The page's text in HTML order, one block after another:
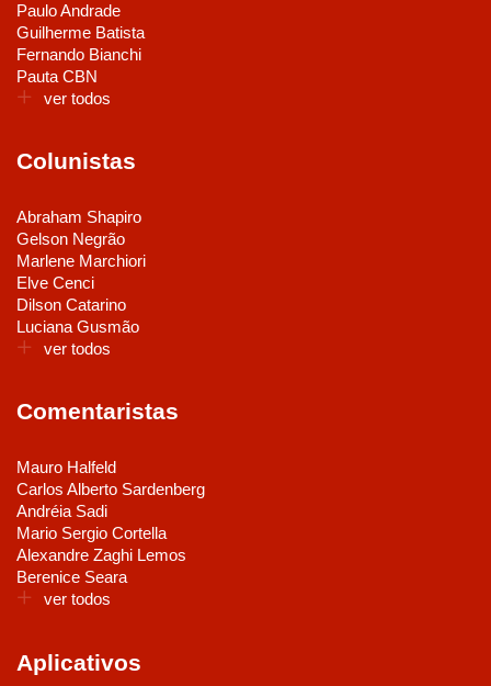
Paulo Andrade
Guilherme Batista
Fernando Bianchi
Pauta CBN
ver todos
Colunistas
Abraham Shapiro
Gelson Negrão
Marlene Marchiori
Elve Cenci
Dilson Catarino
Luciana Gusmão
ver todos
Comentaristas
Mauro Halfeld
Carlos Alberto Sardenberg
Andréia Sadi
Mario Sergio Cortella
Alexandre Zaghi Lemos
Berenice Seara
ver todos
Aplicativos